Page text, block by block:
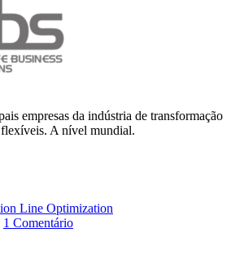
empresas da indústria de transformação
flexíveis. A nível mundial.
Line Optimization
1 Comentário